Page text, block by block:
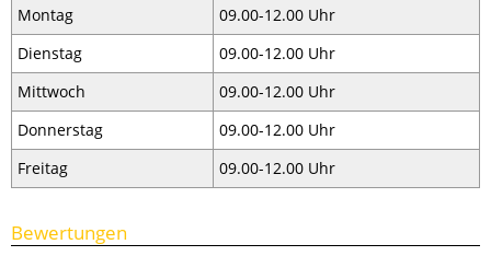
Montag
09.00-12.00 Uhr
Dienstag
09.00-12.00 Uhr
Mittwoch
09.00-12.00 Uhr
Donnerstag
09.00-12.00 Uhr
Freitag
09.00-12.00 Uhr
Bewertungen